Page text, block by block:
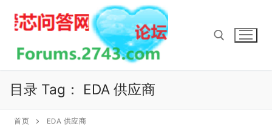
Search for:
目录 Tag： EDA 供应商
首页 EDA 供应商